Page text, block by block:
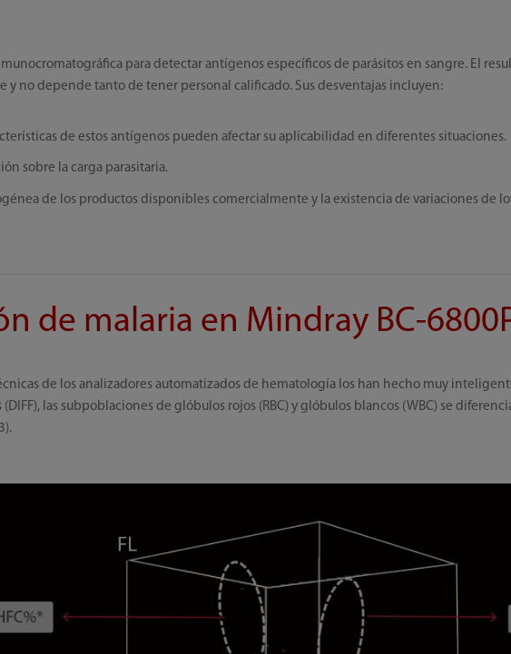
para detectar antígenos específicos de parásitos en sangre. El
y no depende tanto de tener personal calificado. Sus desventajas incluyen:
de estos antígenos pueden afectar su aplicabilidad en diferentes situaciones.
sobre la carga parasitaria.
de los productos disponibles comercialmente y la existencia de variaciones de
de malaria en Mindray BC-
de los analizadores automatizados de hematología los han hecho muy
(DIFF), las subpoblaciones de glóbulos rojos (RBC) y glóbulos blancos (WBC) se